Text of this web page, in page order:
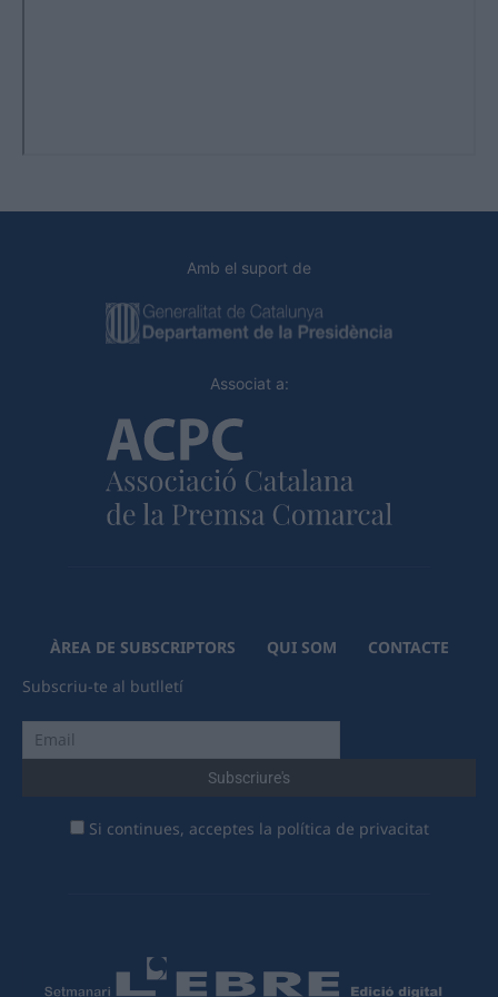
Amb el suport de
Associat a:
ÀREA DE SUBSCRIPTORS QUI SOM
CONTACTE
Subscriu-te al butlletí
Si continues, acceptes la política de privacitat